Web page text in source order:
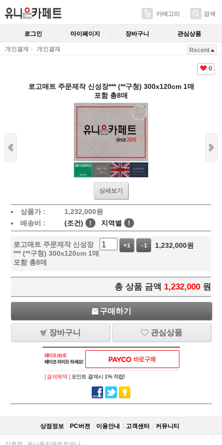
카테고리 검색
로그인 마이페이지 장바구니 관심상품
개인결제 개인결재 Recent
0
로고매트 주문제작 신성장*** (**구청) 300x120cm 1매
포함 총8매
상세보기
상품가 : 1,232,000원
배송비 :
(조건) ! 지역별 !
로고매트 주문제작 신성장
*** (**구청) 300x120cm 1매
포함 총8매
+1 -1 1,232,000원
총 상품 금액 1,232,000 원
구매하기
장바구니 관심상품
[ 결제혜택 ] 포인트 결제시 1% 적립!
상점정보 PC버젼 이용안내 고객센터 커뮤니티